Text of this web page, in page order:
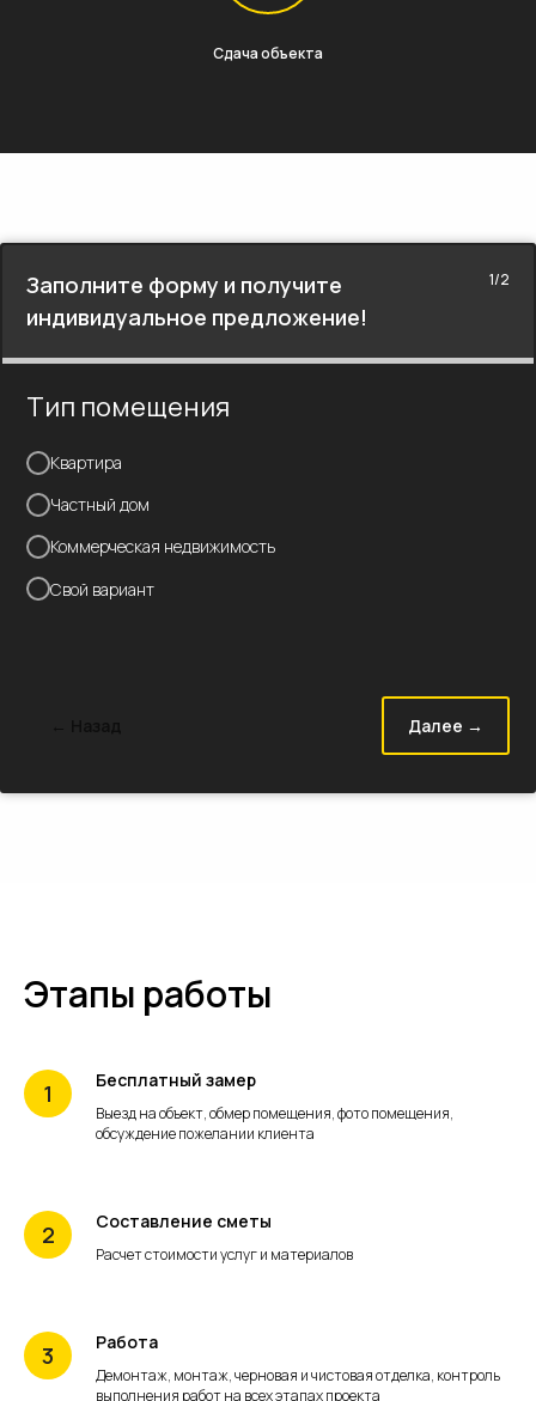
Сдача объекта
Заполните форму и получите
индивидуальное предложение!
1/2
Тип помещения
Квартира
Частный дом
Коммерческая недвижимость
Свой вариант
Далее →
Этапы работы
Бесплатный замер
Выезд на объект, обмер помещения, фото помещения,
обсуждение пожелании клиента
Составление сметы
Расчет стоимости услуг и материалов
Работа
Демонтаж, монтаж, черновая и чистовая отделка, контроль
выполнения работ на всех этапах проекта